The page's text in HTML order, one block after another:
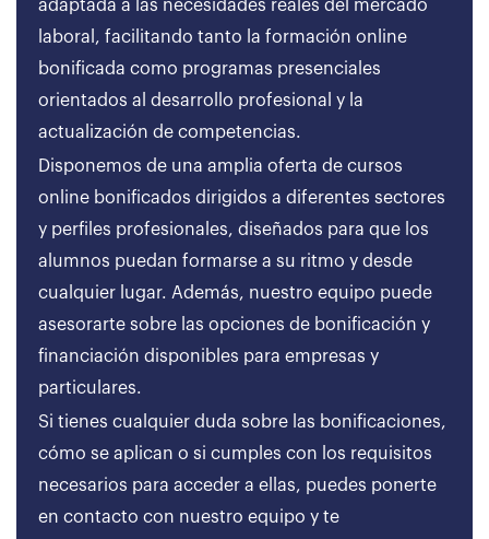
adaptada a las necesidades reales del mercado
laboral, facilitando tanto la formación online
bonificada como programas presenciales
orientados al desarrollo profesional y la
actualización de competencias.
Disponemos de una amplia oferta de cursos
online bonificados dirigidos a diferentes sectores
y perfiles profesionales, diseñados para que los
alumnos puedan formarse a su ritmo y desde
cualquier lugar. Además, nuestro equipo puede
asesorarte sobre las opciones de bonificación y
financiación disponibles para empresas y
particulares.
Si tienes cualquier duda sobre las bonificaciones,
cómo se aplican o si cumples con los requisitos
necesarios para acceder a ellas, puedes ponerte
en contacto con nuestro equipo y te